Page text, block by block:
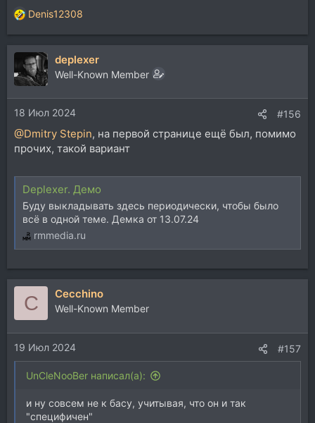
Р
е
а
ц
и
и
:
Denis12308
deplexer
Well-Known Member
18 Июл 2024 #156
@Dmitry Stepin, на первой странице ещё был, помимо
прочих, такой вариант
Deplexer. Демо
Буду выкладывать здесь периодически, чтобы было
всё в одной теме. Демка от 13.07.24
rmmedia.ru
C Cecchino
Well-Known Member
19 Июл 2024 #157
UnCleNooBer написал(а):
и ну совсем не к басу, учитывая, что он и так
"специфичен"